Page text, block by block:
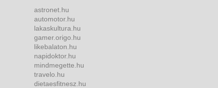
astronet.hu
automotor.hu
lakaskultura.hu
gamer.origo.hu
likebalaton.hu
napidoktor.hu
mindmegette.hu
travelo.hu
dietaesfitnesz.hu